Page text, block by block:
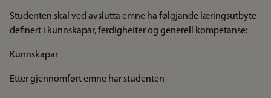
Studenten skal ved avslutta emne ha følgjande læringsutbyte
definert i kunnskapar, ferdigheiter og generell kompetanse:
Kunnskapar
Etter gjennomført emne har studenten